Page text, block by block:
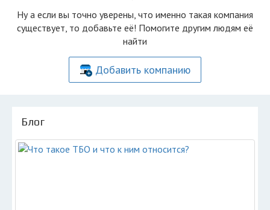
Ну а если вы точно уверены, что именно такая компания
существует, то добавьте её! Помогите другим людям её
найти
Добавить компанию
Блог